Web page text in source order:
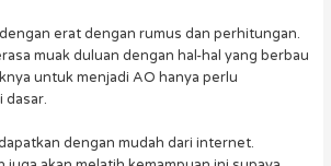
erat dengan rumus dan perhitungan.
muak duluan dengan hal-hal yang berbau
untuk menjadi AO hanya perlu
dasar.
dengan mudah dari internet.